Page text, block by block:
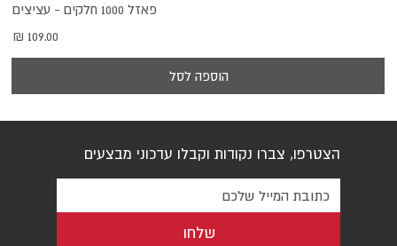
פאזל 1000 חלקים - עציצים
מחיר
הוספה לסל
הצטרפו, צברו נקודות וקבלו עדכוני מבצעים
שלחו